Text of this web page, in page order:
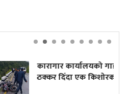
गाडीले मोटरसाइकललाई
किशोरको मृत्यु, अर्का गम्भीर घाइते